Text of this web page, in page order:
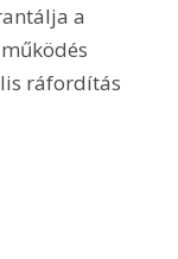
a
ráfordítás